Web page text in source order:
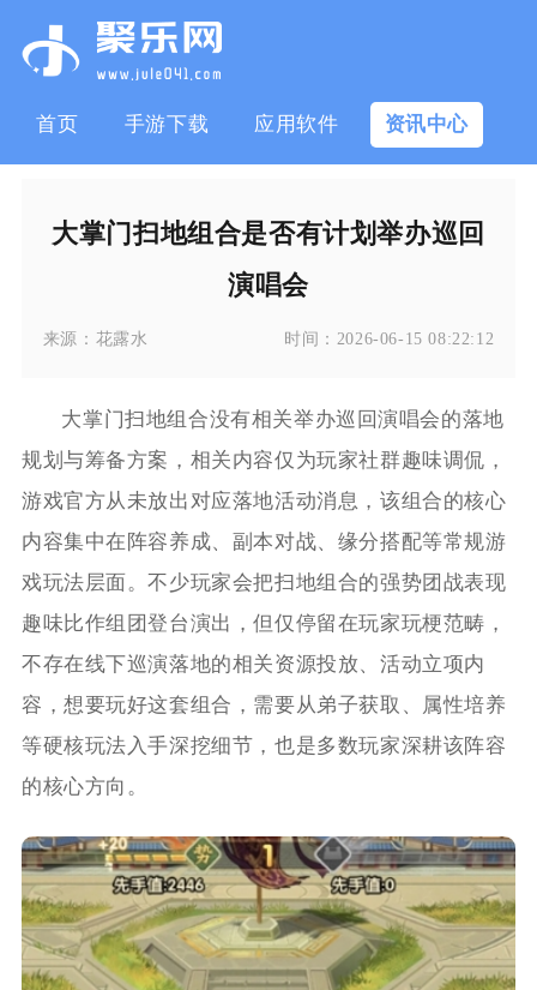
首页 手游下载 应用软件 资讯中心
大掌门扫地组合是否有计划举办巡回
演唱会
来源： 花露水 时间： 2026-06-15 08:22:12
大掌门扫地组合没有相关举办巡回演唱会的落地
规划与筹备方案，相关内容仅为玩家社群趣味调侃，
游戏官方从未放出对应落地活动消息，该组合的核心
内容集中在阵容养成、副本对战、缘分搭配等常规游
戏玩法层面。不少玩家会把扫地组合的强势团战表现
趣味比作组团登台演出，但仅停留在玩家玩梗范畴，
不存在线下巡演落地的相关资源投放、活动立项内
容，想要玩好这套组合，需要从弟子获取、属性培养
等硬核玩法入手深挖细节，也是多数玩家深耕该阵容
的核心方向。